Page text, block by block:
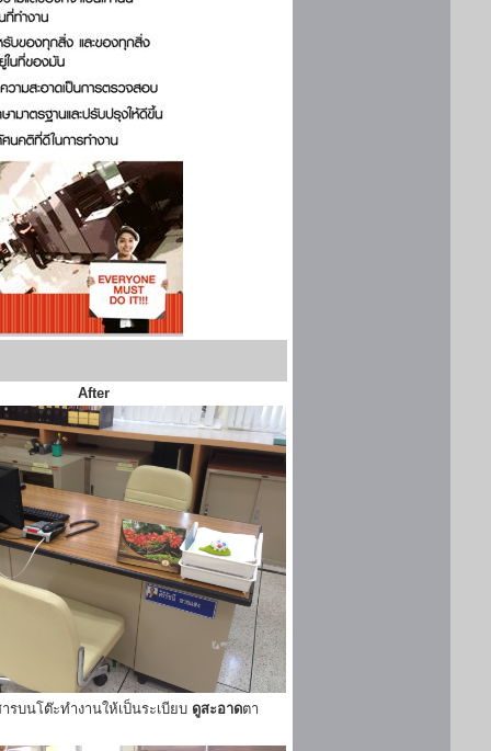
After
ารบนโต๊ะทำงานให้เป็นระเบียบ ดูสะอาดตา